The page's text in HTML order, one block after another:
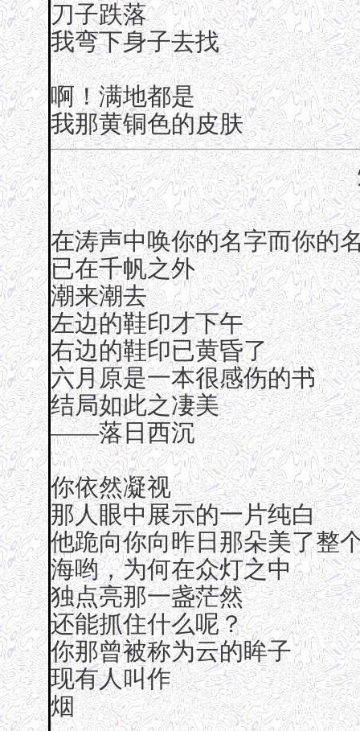
刀子跌落
我弯下身子去找
啊！满地都是
我那黄铜色的皮肤
在涛声中唤你的名字而你的
已在千帆之外
潮来潮去
左边的鞋印才下午
右边的鞋印已黄昏了
六月原是一本很感伤的书
结局如此之凄美
——落日西沉
你依然凝视
那人眼中展示的一片纯白
他跪向你向昨日那朵美了整
海哟，为何在众灯之中
独点亮那一盏茫然
还能抓住什么呢？
你那曾被称为云的眸子
现有人叫作
烟